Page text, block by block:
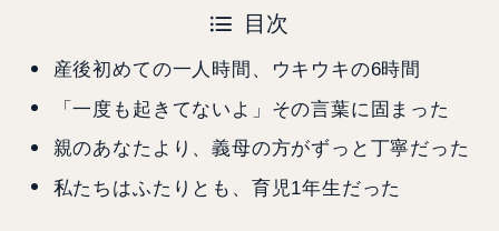
目次
産後初めての一人時間、ウキウキの6時間
「一度も起きてないよ」その言葉に固まった
親のあなたより、義母の方がずっと丁寧だった
私たちはふたりとも、育児1年生だった